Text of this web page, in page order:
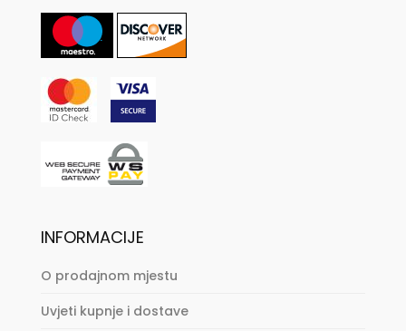
INFORMACIJE
O prodajnom mjestu
Uvjeti kupnje i dostave